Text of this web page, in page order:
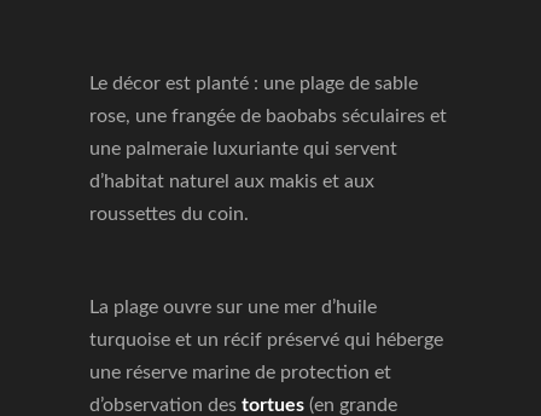
Le décor est planté : une plage de sable
rose, une frangée de baobabs séculaires et
une palmeraie luxuriante qui servent
d’habitat naturel aux makis et aux
roussettes du coin.
La plage ouvre sur une mer d’huile
turquoise et un récif préservé qui héberge
une réserve marine de protection et
d’observation des tortues (en grande